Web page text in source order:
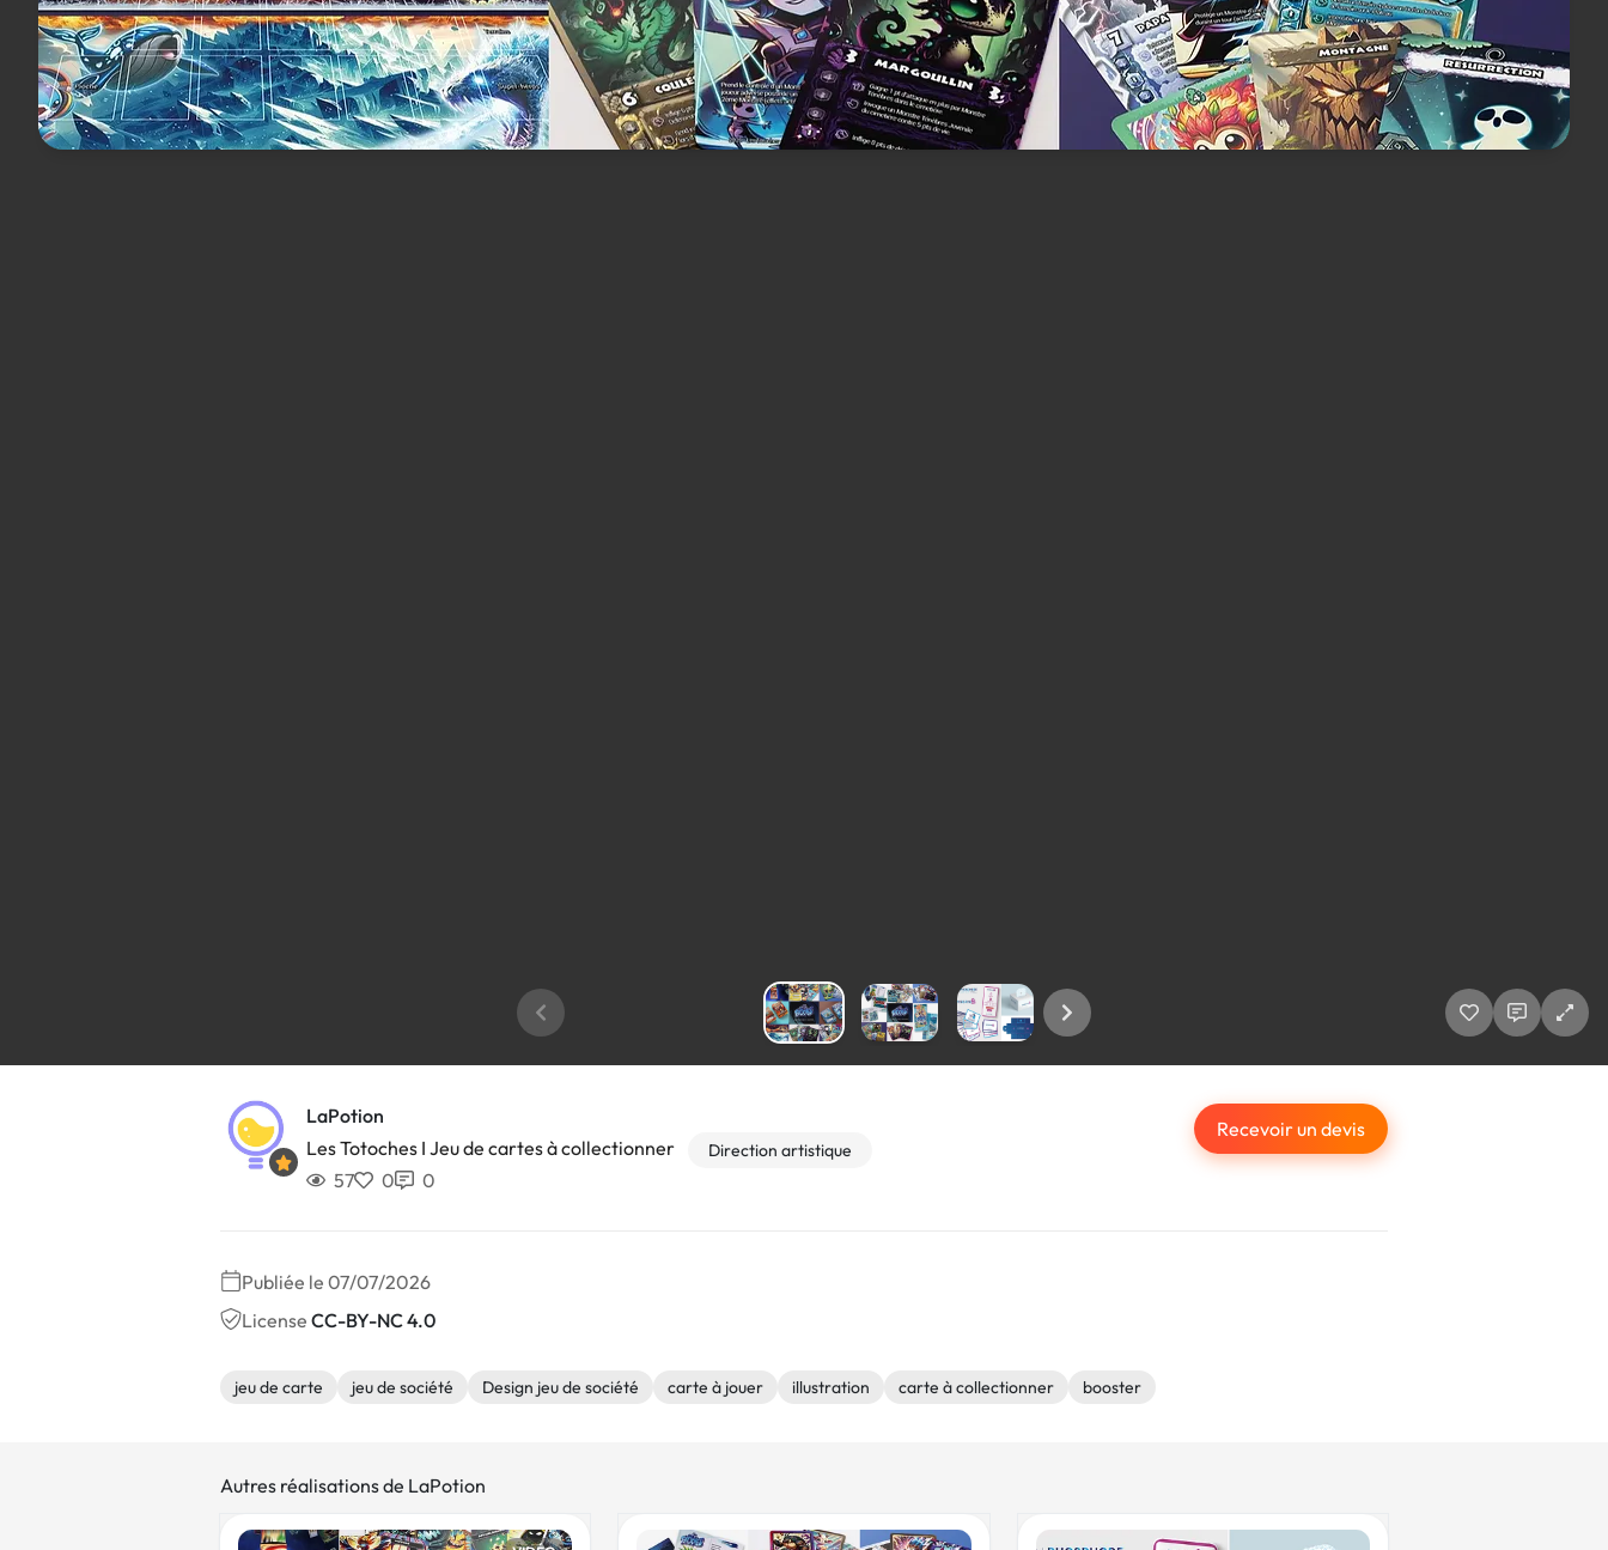
LaPotion
Les Totoches I Jeu de cartes à collectionner
Direction artistique
57 0 0
Recevoir un devis
Publiée le 07/07/2026
License CC-BY-NC 4.0
jeu de carte jeu de société Design jeu de société carte à jouer illustration carte à collectionner booster
Autres réalisations de LaPotion